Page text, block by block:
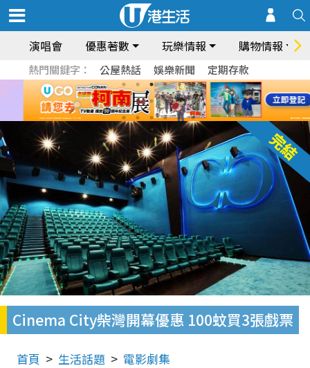
演唱會 優惠著數 玩樂情報 購物情報
熱門關鍵字： 公屋熱話 娛樂新聞 定期存款
Cinema City柴灣開幕優惠 100蚊買3張戲票
首頁 生活話題 電影劇集